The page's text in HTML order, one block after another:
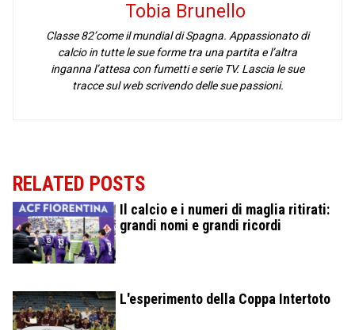
Tobia Brunello
Classe 82’come il mundial di Spagna. Appassionato di
calcio in tutte le sue forme tra una partita e l’altra
inganna l’attesa con fumetti e serie TV. Lascia le sue
tracce sul web scrivendo delle sue passioni.
RELATED POSTS
Il calcio e i numeri di maglia ritirati:
grandi nomi e grandi ricordi
L'esperimento della Coppa Intertoto